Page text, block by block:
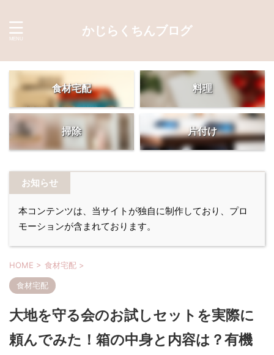
かじらくちんブログ
食材宅配 料理
掃除 片付け
お知らせ
本コンテンツは、当サイトが独自に制作しており、プロ
モーションが含まれております。
HOME > 食材宅配 >
食材宅配
大地を守る会のお試しセットを実際に
頼んでみた！箱の中身と内容は？有機